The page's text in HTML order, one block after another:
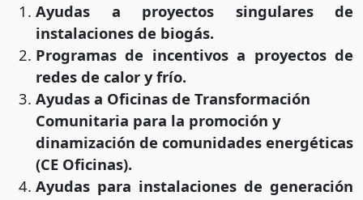
Ayudas a proyectos singulares de
instalaciones de biogás.
Programas de incentivos a proyectos de
redes de calor y frío.
Ayudas a Oficinas de Transformación
Comunitaria para la promoción y
dinamización de comunidades energéticas
(CE Oficinas).
Ayudas para instalaciones de generación